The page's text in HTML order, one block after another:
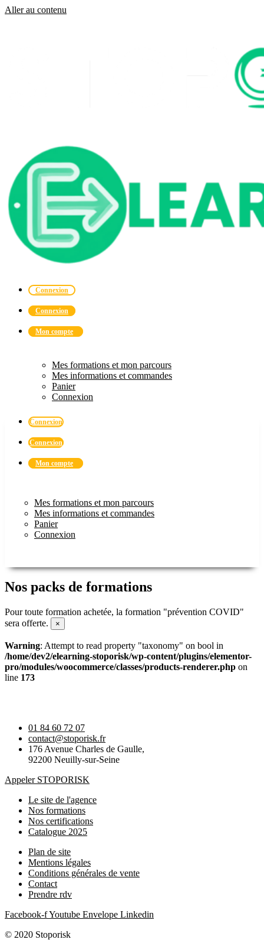
Aller au contenu
Connexion
Connexion
Mon compte
Mes formations et mon parcours
Mes informations et commandes
Panier
Connexion
Connexion
Connexion
Mon compte
Mes formations et mon parcours
Mes informations et commandes
Panier
Connexion
Nos packs de formations
Pour toute formation achetée, la formation "prévention COVID"
sera offerte.
×
Warning: Attempt to read property "taxonomy" on bool in
/home/dev2/elearning-stoporisk/wp-content/plugins/elementor-
pro/modules/woocommerce/classes/products-renderer.php on
line 173
01 84 60 72 07
contact@stoporisk.fr
176 Avenue Charles de Gaulle,
92200 Neuilly-sur-Seine
Appeler STOPORISK
Le site de l'agence
Nos formations
Nos certifications
Catalogue 2025
Plan de site
Mentions légales
Conditions générales de vente
Contact
Prendre rdv
Facebook-fYoutube Envelope Linkedin
© 2020 Stoporisk